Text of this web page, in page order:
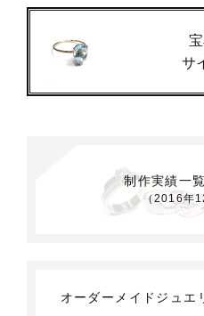
サ
制作実績一
（2016年
オーダーメイドジュ